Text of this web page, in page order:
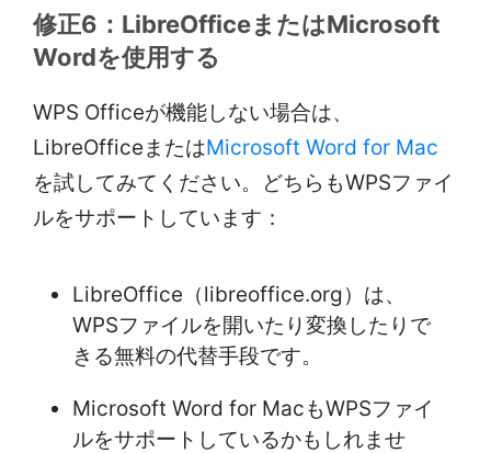
修正6：LibreOfficeまたはMicrosoft
Wordを使用する
WPS Officeが機能しない場合は、
LibreOfficeまたはMicrosoft Word for Mac
を試してみてください。どちらもWPSファイ
ルをサポートしています：
LibreOffice（libreoffice.org）は、
WPSファイルを開いたり変換したりで
きる無料の代替手段です。
Microsoft Word for MacもWPSファイ
ルをサポートしているかもしれませ